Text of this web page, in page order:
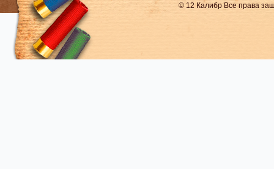
© 12 Калибр Все права